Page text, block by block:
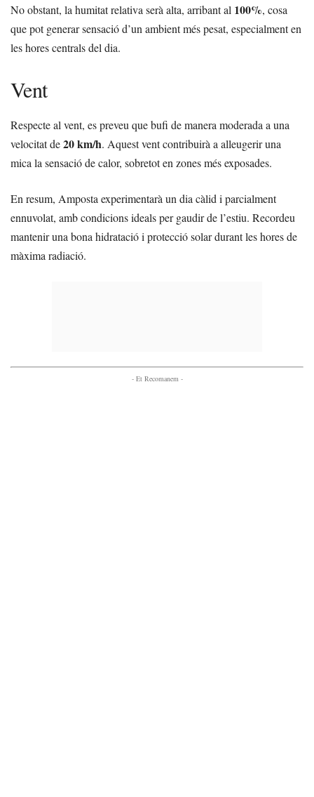
No obstant, la humitat relativa serà alta, arribant al 100%, cosa
que pot generar sensació d’un ambient més pesat, especialment en
les hores centrals del dia.
Vent
Respecte al vent, es preveu que bufi de manera moderada a una
velocitat de20 km/h. Aquest vent contribuirà a alleugerir una
mica la sensació de calor, sobretot en zones més exposades.
En resum, Amposta experimentarà un dia càlid i parcialment
ennuvolat, amb condicions ideals per gaudir de l’estiu. Recordeu
mantenir una bona hidratació i protecció solar durant les hores de
màxima radiació.
- Et Recomanem -